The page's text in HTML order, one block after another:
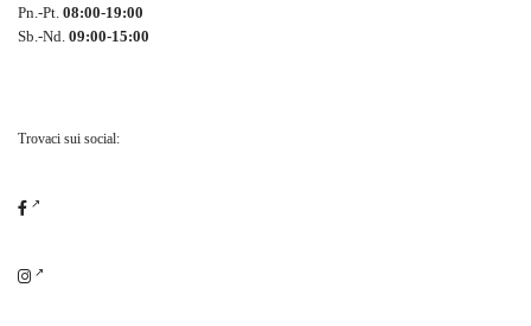
Pn.-Pt. 08:00-19:00
Sb.-Nd. 09:00-15:00
Trovaci sui social: